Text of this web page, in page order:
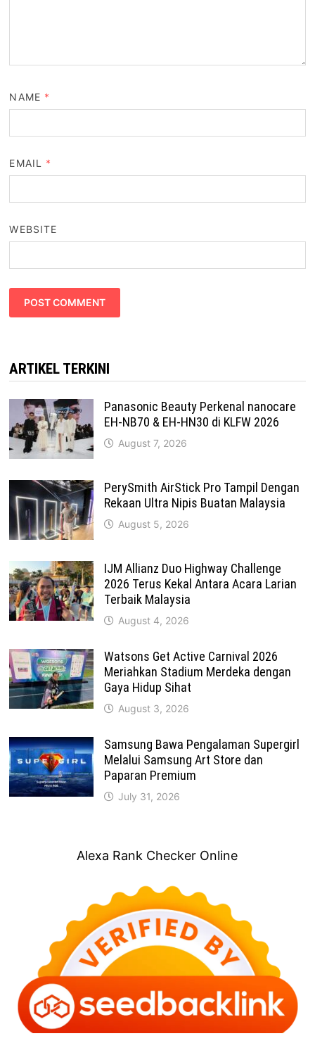
NAME *
EMAIL *
WEBSITE
ARTIKEL TERKINI
Panasonic Beauty Perkenal nanocare
EH-NB70 & EH-HN30 di KLFW 2026
August 7, 2026
PerySmith AirStick Pro Tampil Dengan
Rekaan Ultra Nipis Buatan Malaysia
August 5, 2026
IJM Allianz Duo Highway Challenge
2026 Terus Kekal Antara Acara Larian
Terbaik Malaysia
August 4, 2026
Watsons Get Active Carnival 2026
Meriahkan Stadium Merdeka dengan
Gaya Hidup Sihat
August 3, 2026
Samsung Bawa Pengalaman Supergirl
Melalui Samsung Art Store dan
Paparan Premium
July 31, 2026
Alexa Rank Checker Online